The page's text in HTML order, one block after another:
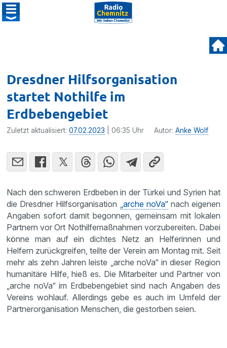
Dresdner Hilfsorganisation
startet Nothilfe im
Erdbebengebiet
Zuletzt aktualisiert:07.02.2023 | 06:35 Uhr Autor:Anke Wolf
Nach den schweren Erdbeben in der Türkei und Syrien hat
die Dresdner Hilfsorganisation „arche noVa“nach eigenen
Angaben sofort damit begonnen, gemeinsam mit lokalen
Partnern vor Ort Nothilfemaßnahmen vorzubereiten. Dabei
könne man auf ein dichtes Netz an Helferinnen und
Helfern zurückgreifen, teilte der Verein am Montag mit. Seit
mehr als zehn Jahren leiste „arche noVa“ in dieser Region
humanitäre Hilfe, hieß es. Die Mitarbeiter und Partner von
„arche noVa“ im Erdbebengebiet sind nach Angaben des
Vereins wohlauf. Allerdings gebe es auch im Umfeld der
Partnerorganisation Menschen, die gestorben seien.